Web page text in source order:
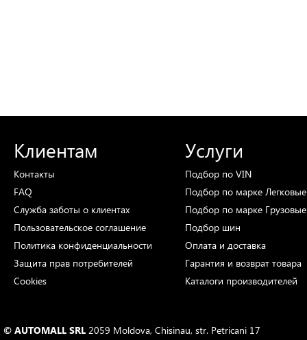
Клиентам
Контакты
FAQ
Служба заботы о клиентах
Пользовательское соглашение
Политика конфиденциальности
Защита прав потребителей
Cookies
Услуги
Подбор по VIN
Подбор по марке
Подбор по марке
Подбор шин
Оплата и доставка
Гарантия и возврат товара
Каталоги производителей
© AUTOMALL SRL 2059 Moldova, Chisinau, str. Petricani 17